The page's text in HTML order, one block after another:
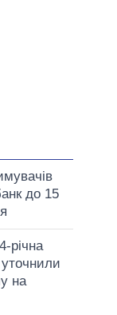
до 15
річна
на